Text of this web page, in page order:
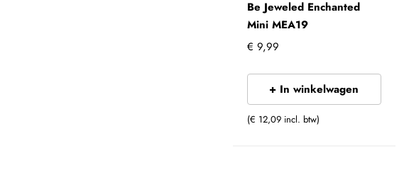
Be Jeweled Enchanted
Mini MEA19
€ 9,99
+ In winkelwagen
(€ 12,09 incl. btw)